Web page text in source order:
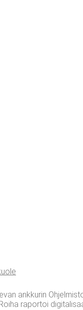
ankkurin
raportoi